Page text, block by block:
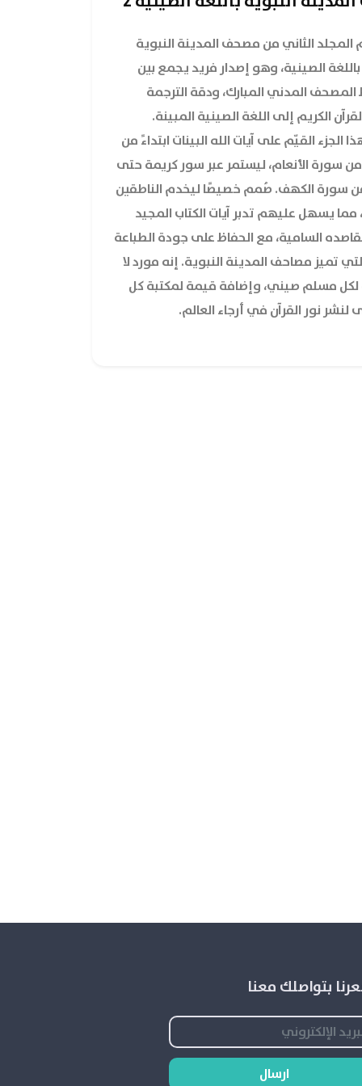
المجلد الثاني من مصحف المدينة النبوية
الصينية، وهو إصدار فريد يجمع بين
المصحف المدني المبارك، ودقة الترجمة
الكريم إلى اللغة الصينية المبينة.
الجزء القيّم على آيات الله البينات ابتداءً من
الآية 147 من سورة الأنعام، ليستمر عبر سور كريمة حتى
34 من سورة الكهف. صُمم خصيصًا ليخدم الناطقين
مما يسهل عليهم تدبر آيات الكتاب المجيد
السامية، مع الحفاظ على جودة الطباعة
تميز مصاحف المدينة النبوية. إنه مورد لا
مسلم صيني، وإضافة قيمة لمكتبة كل
نور القرآن في أرجاء العالم.
بتواصلك معنا
ارسال